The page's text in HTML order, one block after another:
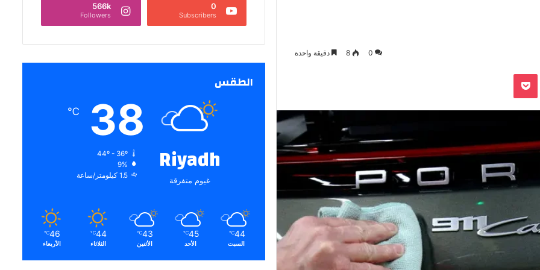
0
8 دقيقة واحدة
‫Pocket
0
Subscribers
566k
Followers
الطقس
Riyadh
غيوم متفرقة
38
℃
44º - 36º
9%
1.5 كيلومتر/ساعة
44
℃
السبت
45
℃
الأحد
43
℃
الأثنين
44
℃
الثلاثاء
46
℃
الأربعاء